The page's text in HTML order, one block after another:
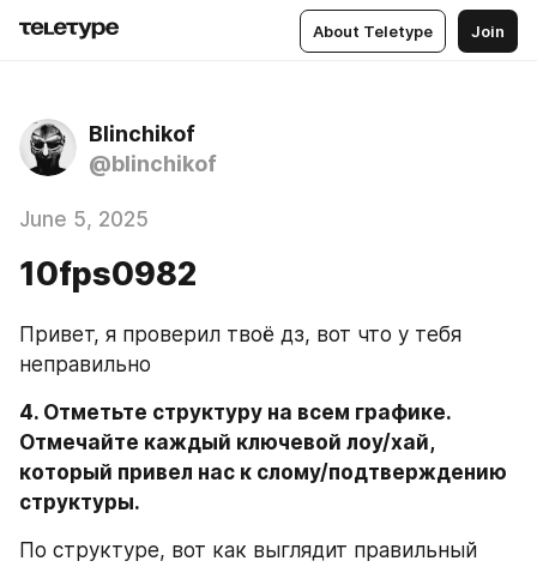
About Teletype Join
Blinchikof
@blinchikof
June 5, 2025
10fps0982
Привет, я проверил твоё дз, вот что у тебя
неправильно
4. Отметьте структуру на всем графике.
Отмечайте каждый ключевой лоу/хай,
который привел нас к слому/подтверждению
структуры.
По структуре, вот как выглядит правильный